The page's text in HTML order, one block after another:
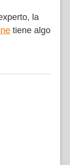
la
tiene algo